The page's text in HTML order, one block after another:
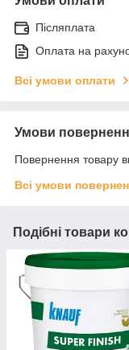
Післяплата
Оплата на
Всі умови оплати
Умови
Повернення товару
Всі умови
Подібні товари